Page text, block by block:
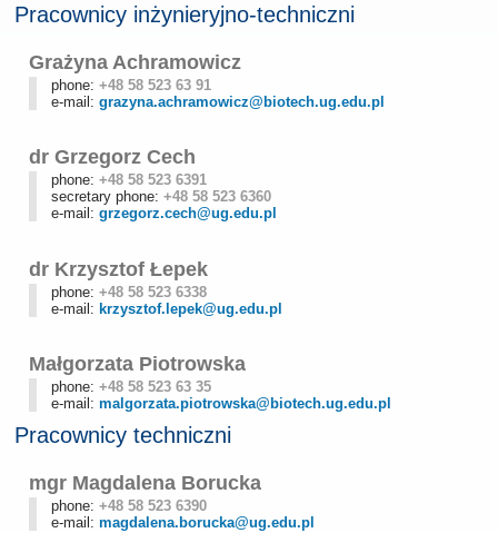
Pracownicy inżynieryjno-techniczni
Grażyna Achramowicz
phone: +48 58 523 63 91
e-mail: grazyna.achramowicz@biotech.ug.edu.pl
dr Grzegorz Cech
phone: +48 58 523 6391
secretary phone: +48 58 523 6360
e-mail: grzegorz.cech@ug.edu.pl
dr Krzysztof Łepek
phone: +48 58 523 6338
e-mail: krzysztof.lepek@ug.edu.pl
Małgorzata Piotrowska
phone: +48 58 523 63 35
e-mail: malgorzata.piotrowska@biotech.ug.edu.pl
Pracownicy techniczni
mgr Magdalena Borucka
phone: +48 58 523 6390
e-mail: magdalena.borucka@ug.edu.pl